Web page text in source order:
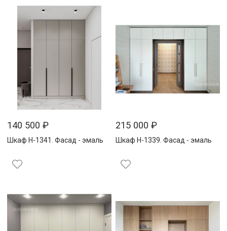
140 500 ₽
Шкаф Н-1341. Фасад - эмаль
215 000₽
Шкаф Н-1339. Фасад - эмаль